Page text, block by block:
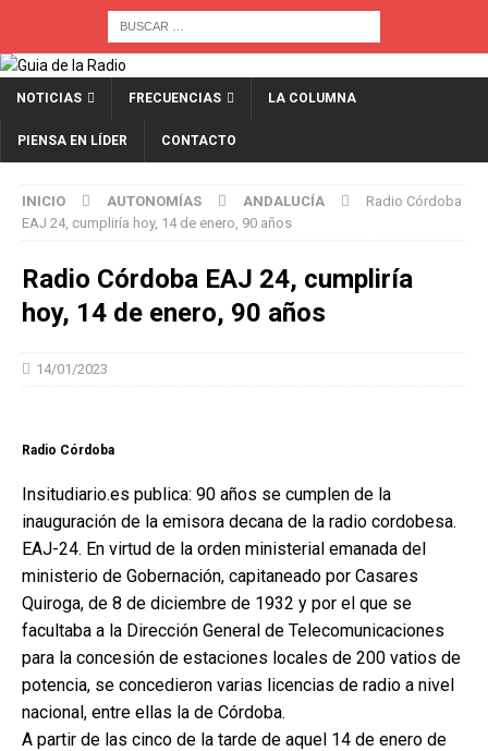
NOTICIAS FRECUENCIAS LA COLUMNA
PIENSA EN LÍDER CONTACTO
INICIO AUTONOMÍAS ANDALUCÍA
Radio Córdoba
EAJ 24, cumpliría hoy, 14 de enero, 90 años
Radio Córdoba EAJ 24, cumpliría
hoy, 14 de enero, 90 años
14/01/2023
Radio Córdoba
Insitudiario.es publica: 90 años se cumplen de la
inauguración de la emisora decana de la radio cordobesa.
EAJ-24. En virtud de la orden ministerial emanada del
ministerio de Gobernación, capitaneado por Casares
Quiroga, de 8 de diciembre de 1932 y por el que se
facultaba a la Dirección General de Telecomunicaciones
para la concesión de estaciones locales de 200 vatios de
potencia, se concedieron varias licencias de radio a nivel
nacional, entre ellas la de Córdoba.
A partir de las cinco de la tarde de aquel 14 de enero de